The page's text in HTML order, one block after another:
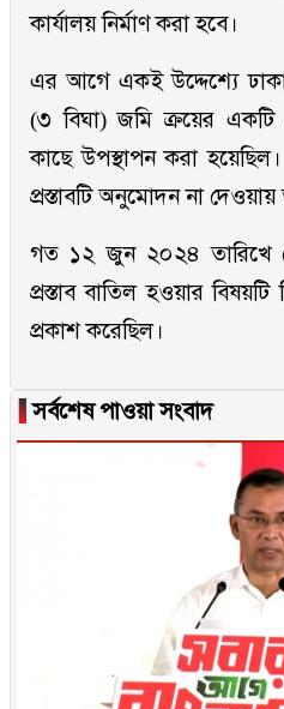
কার্যালয় নির্মাণ করা হবে।
এর আগে একই উদ্দেশ্যে
(৩ বিঘা) জমি ক্রয়ের একটি
কাছে উপস্থাপন করা
প্রস্তাবটি অনুমোদন না
গত ১২ জুন ২০২৪ তারিখে
প্রস্তাব বাতিল হওয়ার
প্রকাশ করেছিল।
▐সর্বশেষ পাওয়া সংবাদ